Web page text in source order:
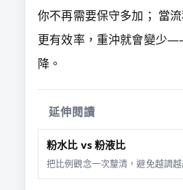
你不再需要保守多加； 當
更有效率，重沖就會變少
降。
延伸閱讀
粉水比 vs 粉液比
把比例觀念一次釐清，避免越調越